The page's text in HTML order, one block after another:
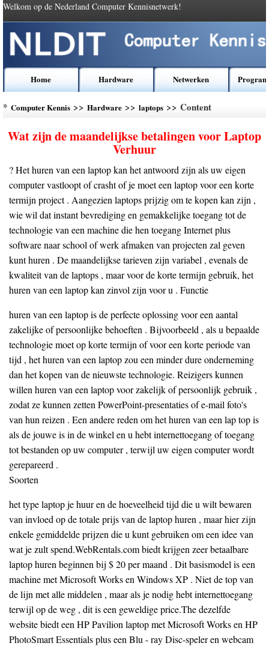
Welkom op de Nederland Computer Kennisnetwerk!
Home Hardware Netwerken
* Computer Kennis >> Hardware >> laptops >> Content
Wat zijn de maandelijkse betalingen voor Laptop
Verhuur
? Het huren van een laptop kan het antwoord zijn als uw eigen
computer vastloopt of crasht of je moet een laptop voor een korte
termijn project . Aangezien laptops prijzig om te kopen kan zijn ,
wie wil dat instant bevrediging en gemakkelijke toegang tot de
technologie van een machine die hen toegang Internet plus
software naar school of werk afmaken van projecten zal geven
kunt huren . De maandelijkse tarieven zijn variabel , evenals de
kwaliteit van de laptops , maar voor de korte termijn gebruik, het
huren van een laptop kan zinvol zijn voor u . Functie
huren van een laptop is de perfecte oplossing voor een aantal
zakelijke of persoonlijke behoeften . Bijvoorbeeld , als u bepaalde
technologie moet op korte termijn of voor een korte periode van
tijd , het huren van een laptop zou een minder dure onderneming
dan het kopen van de nieuwste technologie. Reizigers kunnen
willen huren van een laptop voor zakelijk of persoonlijk gebruik ,
zodat ze kunnen zetten PowerPoint-presentaties of e-mail foto's
van hun reizen . Een andere reden om het huren van een lap top is
als de jouwe is in de winkel en u hebt internettoegang of toegang
tot bestanden op uw computer , terwijl uw eigen computer wordt
gerepareerd .
Soorten
het type laptop je huur en de hoeveelheid tijd die u wilt bewaren
van invloed op de totale prijs van de laptop huren , maar hier zijn
enkele gemiddelde prijzen die u kunt gebruiken om een idee van
wat je zult spend.WebRentals.com biedt krijgen zeer betaalbare
laptop huren beginnen bij $ 20 per maand . Dit basismodel is een
machine met Microsoft Works en Windows XP . Niet de top van
de lijn met alle middelen , maar als je nodig hebt internettoegang
terwijl op de weg , dit is een geweldige price.The dezelfde
website biedt een HP Pavilion laptop met Microsoft Works en HP
PhotoSmart Essentials plus een Blu - ray Disc-speler en webcam